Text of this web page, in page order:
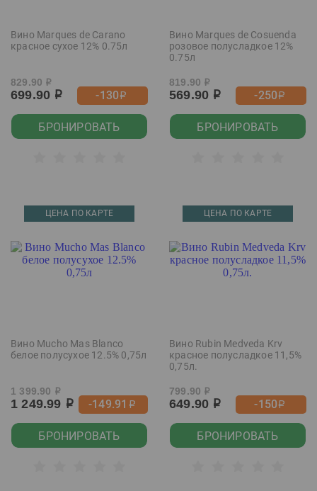
Вино Marques de Carano
красное сухое 12% 0.75л
829.90 р
699.90 р -130р
БРОНИРОВАТЬ
Вино Marques de Cosuenda
розовое полусладкое 12%
0.75л
819.90 р
569.90 р -250р
БРОНИРОВАТЬ
ЦЕНА ПО КАРТЕ
Вино Mucho Mas Blanco
белое полусухое 12.5% 0,75л
1 399.90 р
1 249.99 р -149.91 р
БРОНИРОВАТЬ
ЦЕНА ПО КАРТЕ
Вино Rubin Medveda Krv
красное полусладкое 11,5%
0,75л.
799.90 р
649.90 р -150р
БРОНИРОВАТЬ